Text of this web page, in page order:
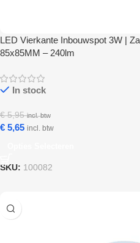
LED Vierkante Inbouwspot 3W |
85x85MM – 240lm
In stock
€5,95 incl. btw
€ 5,65 incl. btw
SKU: 100082